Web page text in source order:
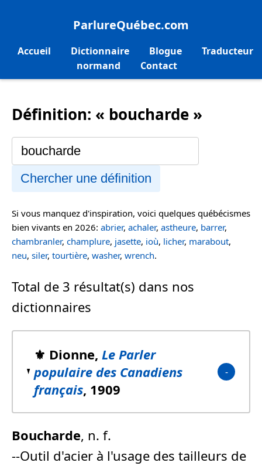
ParlureQuébec.com
Accueil Dictionnaire Blogue
Traducteur
normand
Contact
Définition: « boucharde »
Chercher une définition
Si vous manquez d'inspiration, voici quelques québécismes
bien vivants en 2026: abrier, achaler, astheure, barrer,
chambranler, champlure, jasette, ioù, licher, marabout,
neu, siler, tourtière, washer, wrench.
Total de 3 résultat(s) dans nos
dictionnaires
⚜️ Dionne, Le Parler
populaire des Canadiens
français, 1909
Boucharde, n. f.
--Outil d'acier à l'usage des tailleurs de